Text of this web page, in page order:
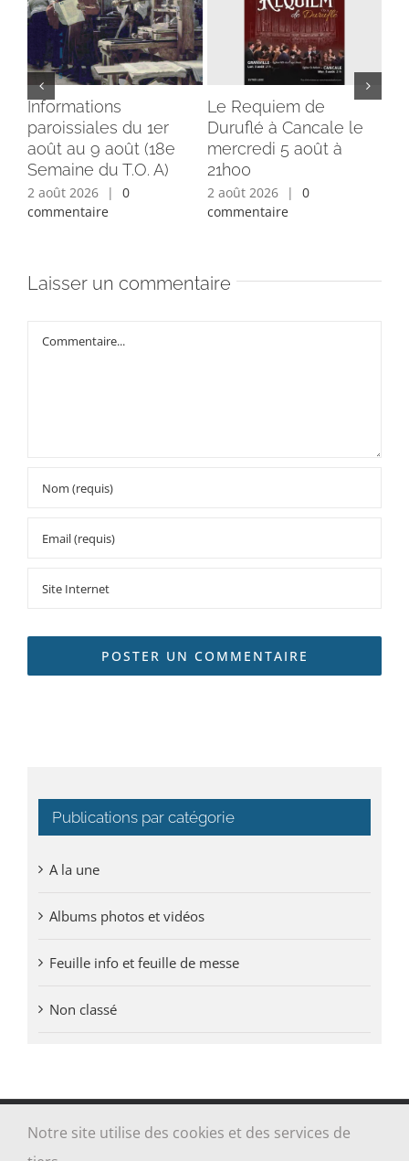
Informations
paroissiales du 1er
août au 9 août (18e
Semaine du T.O. A)
2 août 2026 |
0
commentaire
Le Requiem de
Duruflé à Cancale le
mercredi 5 août à
21h00
2 août 2026 |
0
commentaire
Laisser un commentaire
Commentaire
Publications par catégorie
A la une
Albums photos et vidéos
Feuille info et feuille de messe
Non classé
Tous droits réservés Paroisse Sainte-Jeanne-Jugan des Grèves -
Notre site utilise des cookies et des services de